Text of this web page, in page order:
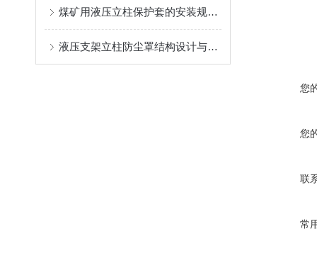
煤矿用液压立柱保护套的安装规范与使用寿命提升方案
液压支架立柱防尘罩结构设计与密封防护原理
您
您
联
常